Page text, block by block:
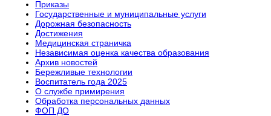
Приказы
Государственные и муниципальные услуги
Дорожная безопасность
Достижения
Медицинская страничка
Независимая оценка качества образования
Архив новостей
Бережливые технологии
Воспитатель года 2025
О службе примирения
Обработка персональных данных
ФОП ДО